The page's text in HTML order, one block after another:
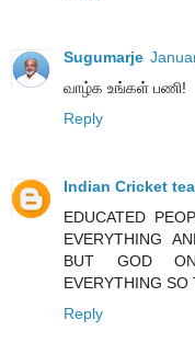
Sugumarje
வாழ்க உங்கள் பணி!
Reply
Indian Cricket
EDUCATED
EVERYTHING
BUT GOD
EVERYTHING SO
Reply